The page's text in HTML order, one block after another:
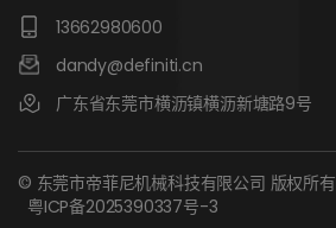
13662980600
dandy@definiti.cn
广东省东莞市横沥镇横沥新塘路9号
© 东莞市帝菲尼机械科技有限公司 版权所有
粤ICP备2025390337号-3